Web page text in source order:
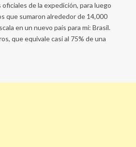
de la expedición, para luego
que sumaron alrededor de 14,000
en un nuevo país para mí: Brasil.
que equivale casi al 75% de una